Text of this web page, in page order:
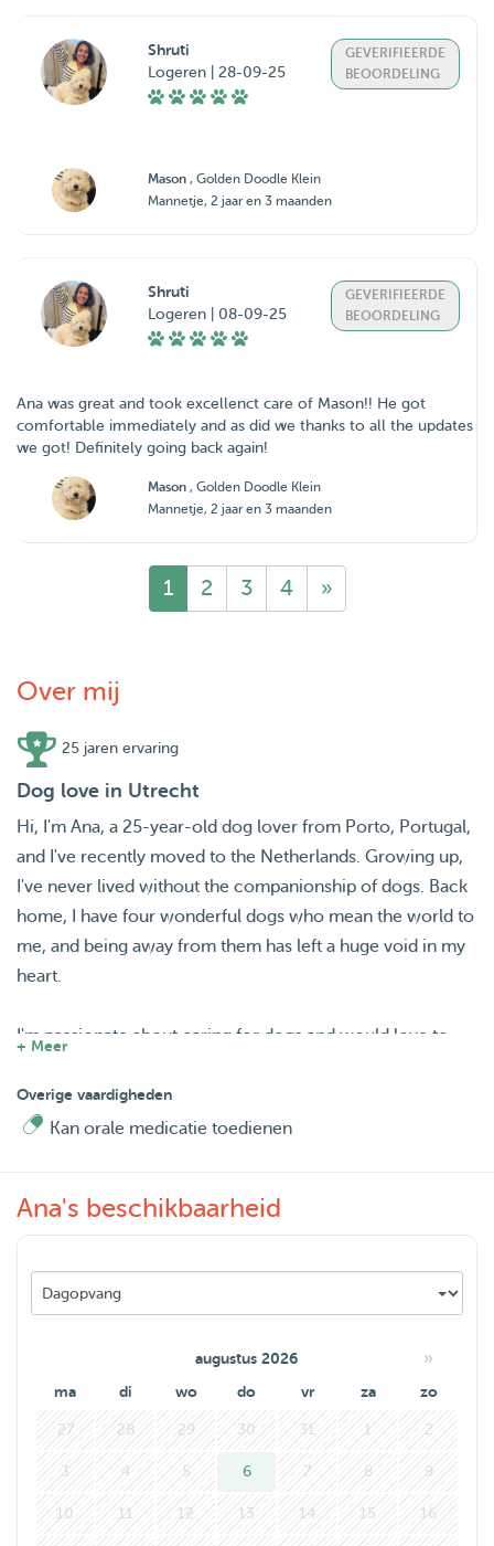
Shruti
Logeren | 28-09-25
GEVERIFIEERDE
BEOORDELING
Mason, Golden Doodle Klein
Mannetje, 2 jaar en 3 maanden
Shruti
Logeren | 08-09-25
GEVERIFIEERDE
BEOORDELING
Ana was great and took excellenct care of Mason!! He got
comfortable immediately and as did we thanks to all the updates
we got! Definitely going back again!
Mason, Golden Doodle Klein
Mannetje, 2 jaar en 3 maanden
1 2 3 4 »
Over mij
25 jaren ervaring
Dog love in Utrecht
Hi, I'm Ana, a 25-year-old dog lover from Porto, Portugal,
and I've recently moved to the Netherlands. Growing up,
I've never lived without the companionship of dogs. Back
home, I have four wonderful dogs who mean the world to
me, and being away from them has left a huge void in my
heart.
I'm passionate about caring for dogs and would love to
available. My experience with dogs goes beyond just
living with them; I truly understand their needs and
loved and cared for in your absence. I look forward to
give to my own dogs back in Portugal!
+ Meer
Overige vaardigheden
Kan orale medicatie toedienen
Ana's beschikbaarheid
augustus 2026 »
ma di wo do vr za zo
27 28 29 30 31 1 2
3 4 5 6 7 8 9
10 11 12 13 14 15 16